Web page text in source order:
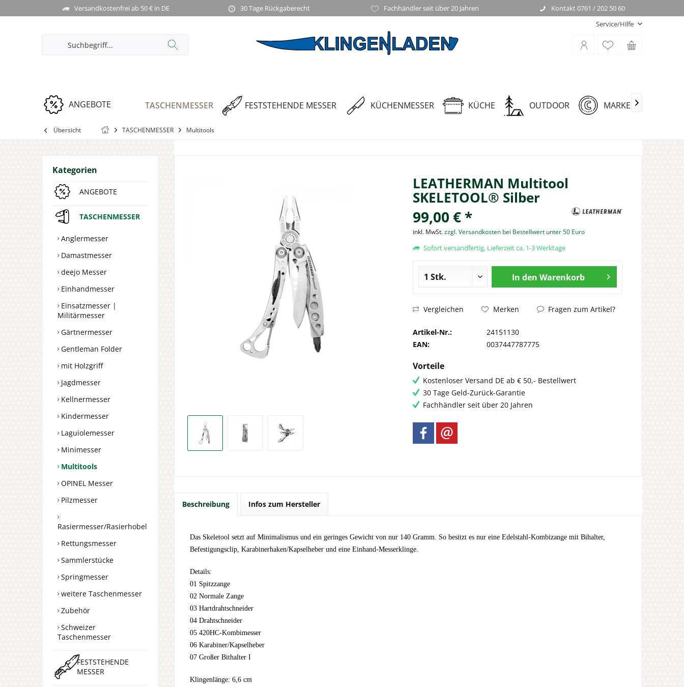
Versandkostenfrei ab 50 € in DE 30 Tage Rückgaberecht Fachhändler seit über 20 Jahren
Kontakt 0761 / 202 50 60
Service/Hilfe
ANGEBOTE TASCHENMESSER FESTSTEHENDE MESSER KÜCHENMESSER KÜCHE OUTDOOR MARKEN
Übersicht TASCHENMESSER Multitools
Kategorien
ANGEBOTE
TASCHENMESSER
Anglermesser
Damastmesser
deejo Messer
Einhandmesser
Einsatzmesser |
Militärmesser
Gärtnermesser
Gentleman Folder
mit Holzgriff
Jagdmesser
Kellnermesser
Kindermesser
Laguiolemesser
Minimesser
Multitools
OPINEL Messer
Pilzmesser
Rasiermesser/Rasierhobel
Rettungsmesser
Sammlerstücke
Springmesser
weitere Taschenmesser
Zubehör
Schweizer
Taschenmesser
FESTSTEHENDE
MESSER
LEATHERMAN Multitool
SKELETOOL® Silber
99,00 € *
inkl. MwSt.zzgl. Versandkosten bei Bestellwert unter 50 Euro
Sofort versandfertig, Lieferzeit ca. 1-3 Werktage
In den Warenkorb
Vergleichen Merken Fragen zum Artikel?
Artikel-Nr.:
24151130
EAN:
0037447787775
Vorteile
Kostenloser Versand DE ab € 50,- Bestellwert
30 Tage Geld-Zurück-Garantie
Fachhändler seit über 20 Jahren
Beschreibung Infos zum Hersteller
Das Skeletool setzt auf Minimalismus und ein geringes Gewicht von nur 140 Gramm. So besitzt es nur eine Edelstahl-Kombizange mit Bihalter,
Befestigungsclip, Karabinerhaken/Kapselheber und eine Einhand-Messerklinge.
Details:
01 Spitzzange
02 Normale Zange
03 Hartdrahtschneider
04 Drahtschneider
05 420HC-Kombimesser
06 Karabiner/Kapselheber
07 Großer Bithalter I
Klingenlänge: 6,6 cm